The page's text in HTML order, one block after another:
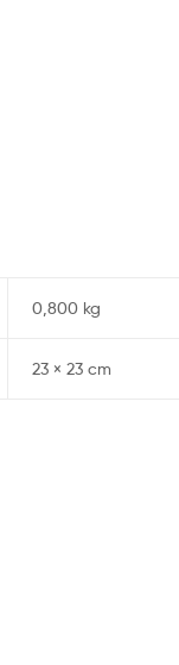
0,800 kg
23 × 23 cm